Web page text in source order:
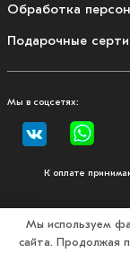
Обработка
Подарочные
Мы в соцсетях:
К оплате
© 2026, Fullmount —
Мы используем
сайта. Продолжая